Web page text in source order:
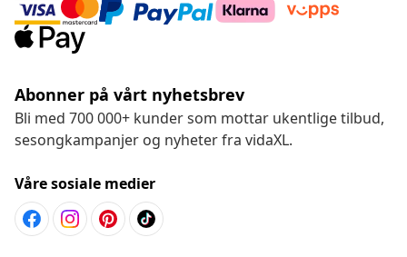
Abonner på vårt nyhetsbrev
Bli med 700 000+ kunder som mottar ukentlige tilbud,
sesongkampanjer og nyheter fra vidaXL.
Våre sosiale medier